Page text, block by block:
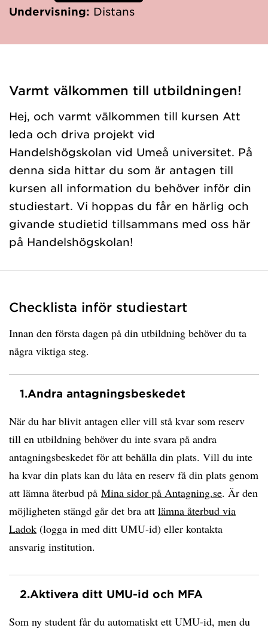
Undervisning: Distans
Varmt välkommen till utbildningen!
Hej, och varmt välkommen till kursen Att
leda och driva projekt vid
Handelshögskolan vid Umeå universitet. På
denna sida hittar du som är antagen till
kursen all information du behöver inför din
studiestart. Vi hoppas du får en härlig och
givande studietid tillsammans med oss här
på Handelshögskolan!
Checklista inför studiestart
Innan den första dagen på din utbildning behöver du ta
några viktiga steg.
1.Andra antagningsbeskedet
När du har blivit antagen eller vill stå kvar som reserv
till en utbildning behöver du inte svara på andra
antagningsbeskedet för att behålla din plats. Vill du inte
ha kvar din plats kan du låta en reserv få din plats genom
att lämna återbud på Mina sidor på Antagning.se. Är den
möjligheten stängd går det bra att lämna återbud via
Ladok (logga in med ditt UMU-id) eller kontakta
ansvarig institution.
2.Aktivera ditt UMU-id och MFA
Som ny student får du automatiskt ett UMU-id, men du